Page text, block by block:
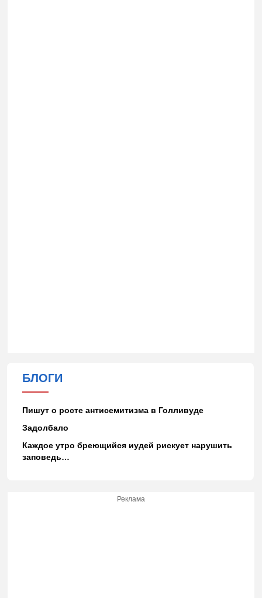
БЛОГИ
Пишут о росте антисемитизма в Голливуде
Задолбало
Каждое утро бреющийся иудей рискует нарушить
заповедь…
Реклама